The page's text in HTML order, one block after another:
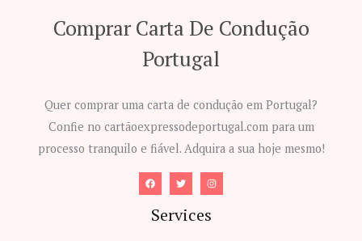
Comprar Carta De Condução
Portugal
Quer comprar uma carta de condução em Portugal?
Confie no cartãoexpressodeportugal.com para um
processo tranquilo e fiável. Adquira a sua hoje mesmo!
Services